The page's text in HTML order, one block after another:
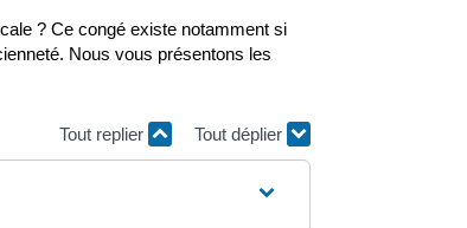
? Ce congé existe notamment si
Nous vous présentons les
Tout replier Tout déplier